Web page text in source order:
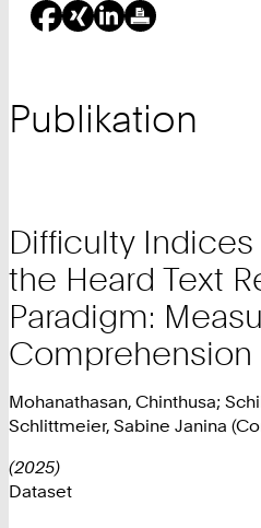
Publikation
Difficulty Indices
the Heard Text
Paradigm:
Mohanathasan, Chinthusa;
Schlittmeier, Sabine Janina
(2025)
Dataset